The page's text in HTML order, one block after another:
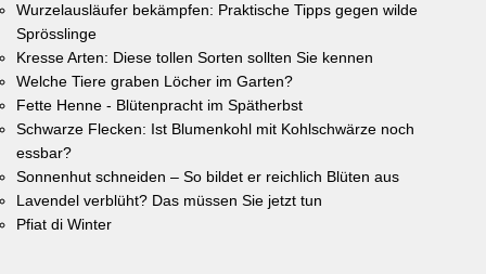
Wurzelausläufer bekämpfen: Praktische Tipps gegen wilde
Sprösslinge
Kresse Arten: Diese tollen Sorten sollten Sie kennen
Welche Tiere graben Löcher im Garten?
Fette Henne - Blütenpracht im Spätherbst
Schwarze Flecken: Ist Blumenkohl mit Kohlschwärze noch
essbar?
Sonnenhut schneiden – So bildet er reichlich Blüten aus
Lavendel verblüht? Das müssen Sie jetzt tun
Pfiat di Winter